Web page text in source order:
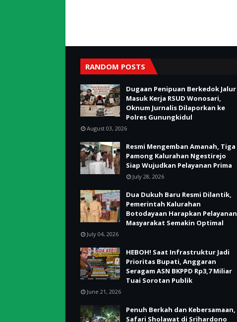
RANDOM POSTS
Dugaan Penipuan Berkedok Jalur
Masuk Kerja RSUD Wonosari,
Oknum Jurnalis Dilaporkan ke
Polres Gunungkidul
August 03, 2026
Resmi Mengemban Amanah, Tiga
Pamong Kalurahan Ngestirejo
Siap Wujudkan Pelayanan Prima
July 28, 2026
Dua Dukuh Baru Resmi Dilantik,
Pemerintah Kalurahan
Botodayaan Harapkan Pelayanan
Masyarakat Semakin Optimal
July 04, 2026
HEBOH! Saat Infrastruktur Jadi
Prioritas Bupati, Anggaran
Seragam ASN BKPPD Rp3,7 Miliar
Tuai Sorotan Publik
June 21, 2026
Penuh Berkah dan Kebersamaan,
Safari Sholawat di Srihardono